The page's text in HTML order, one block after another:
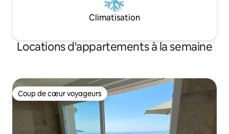
Climatisation
Locations d'appartements à la semaine
Coup de cœur voyageurs
Coup de cœur voyageurs